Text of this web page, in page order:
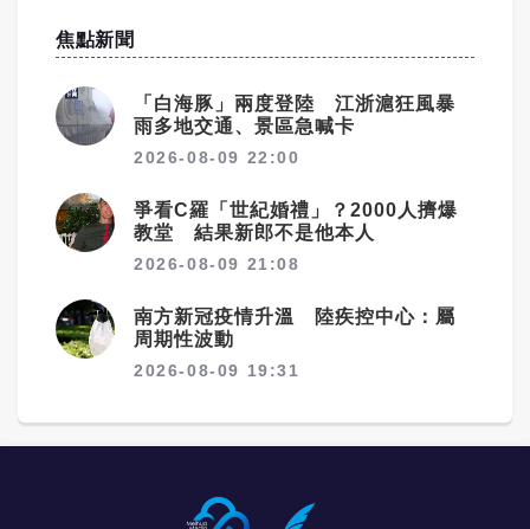
焦點新聞
「白海豚」兩度登陸 江浙滬狂風暴
雨多地交通、景區急喊卡
2026-08-09 22:00
爭看C羅「世紀婚禮」？2000人擠爆
教堂 結果新郎不是他本人
2026-08-09 21:08
南方新冠疫情升溫 陸疾控中心：屬
周期性波動
2026-08-09 19:31